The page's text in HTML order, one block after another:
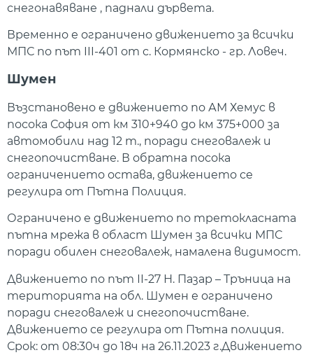
снегонавяване , паднали дървета.
Временно е ограничено движението за всички
МПС по път III-401 от с. Кормянско - гр. Ловеч.
Шумен
Възстановено е движението по АМ Хемус в
посока София от км 310+940 до км 375+000 за
автомобили над 12 т., поради снеговалеж и
снегопочистване. В обратна посока
ограничението остава, движението се
регулира от Пътна Полиция.
Ограничено е движението по третокласната
пътна мрежа в област Шумен за всички МПС
поради обилен снеговалеж, намалена видимост.
Движението по път ІІ-27 Н. Пазар – Тръница на
територията на обл. Шумен е ограничено
поради снеговалеж и снегопочистване.
Движението се регулира от Пътна полиция.
Срок: от 08:30ч до 18ч на 26.11.2023 г.Движението